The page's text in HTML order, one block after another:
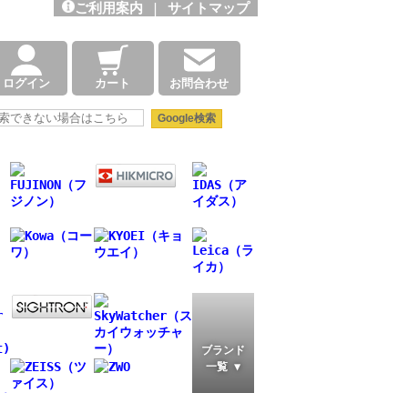
ご利用案内 | サイトマップ
ログイン カート お問合わせ
ブランド
一覧 ▼